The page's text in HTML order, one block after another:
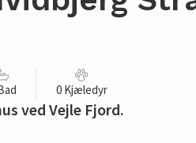
0 Kjæledyr
ved Vejle Fjord.